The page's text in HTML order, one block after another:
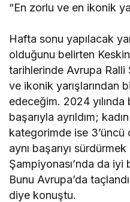
“En zorlu ve en ikonik
Hafta sonu yapılacak
olduğunu belirten
tarihlerinde Avrupa Ralli
ve ikonik yarışlarından
edeceğim. 2024
başarıyla ayrıldım;
kategorimde ise
aynı başarıyı
Şampiyonası’nda da
Bunu Avrupa’da
diye konuştu.